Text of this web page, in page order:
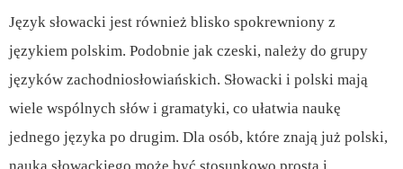
Język słowacki jest również blisko spokrewniony z
językiem polskim. Podobnie jak czeski, należy do grupy
języków zachodniosłowiańskich. Słowacki i polski mają
wiele wspólnych słów i gramatyki, co ułatwia naukę
jednego języka po drugim. Dla osób, które znają już polski,
nauka słowackiego może być stosunkowo prosta i